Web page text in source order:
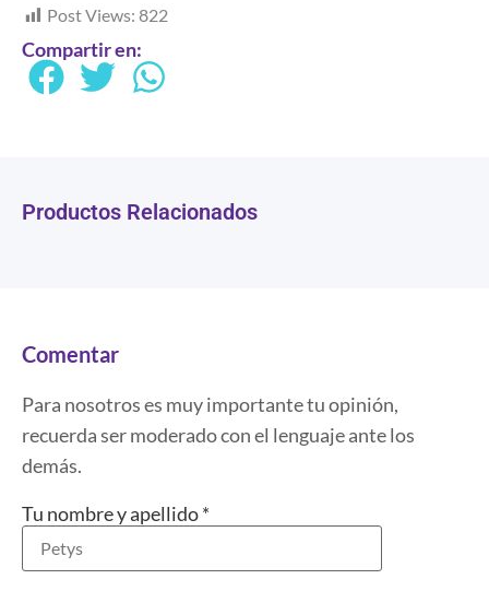
Post Views: 822
Compartir en:
Productos Relacionados
Comentar
Para nosotros es muy importante tu opinión,
recuerda ser moderado con el lenguaje ante los
demás.
Tu nombre y apellido*